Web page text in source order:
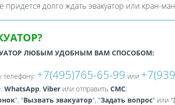
долго ждать эвакуатор или кран-
ЛЮБЫМ УДОБНЫМ ВАМ СПОСОБОМ:
телефону: +7(495)765-65-99 или
WhatsApp, Viberили отправить СМС;
", "Вызвать эвакуатор", "Задать вопрос" или "